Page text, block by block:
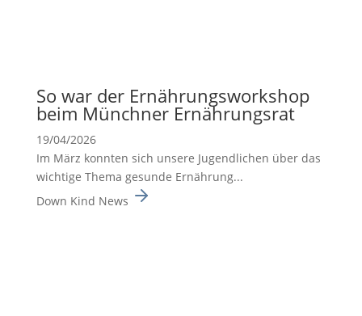
So war der Ernäh­rungs­work­shop
beim Münchner Ernäh­rungsrat
19/04/2026
Im März konnten sich unsere Jugend­li­chen über das
wichtige Thema gesunde Ernäh­rung...
Down Kind News